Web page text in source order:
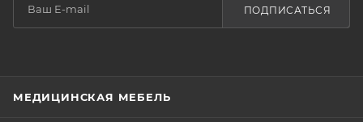
ПОДПИСАТЬСЯ
МЕДИЦИНСКАЯ МЕБЕЛЬ